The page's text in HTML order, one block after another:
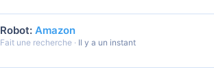
Robot: Amazon
Fait une recherche Il y a un instant